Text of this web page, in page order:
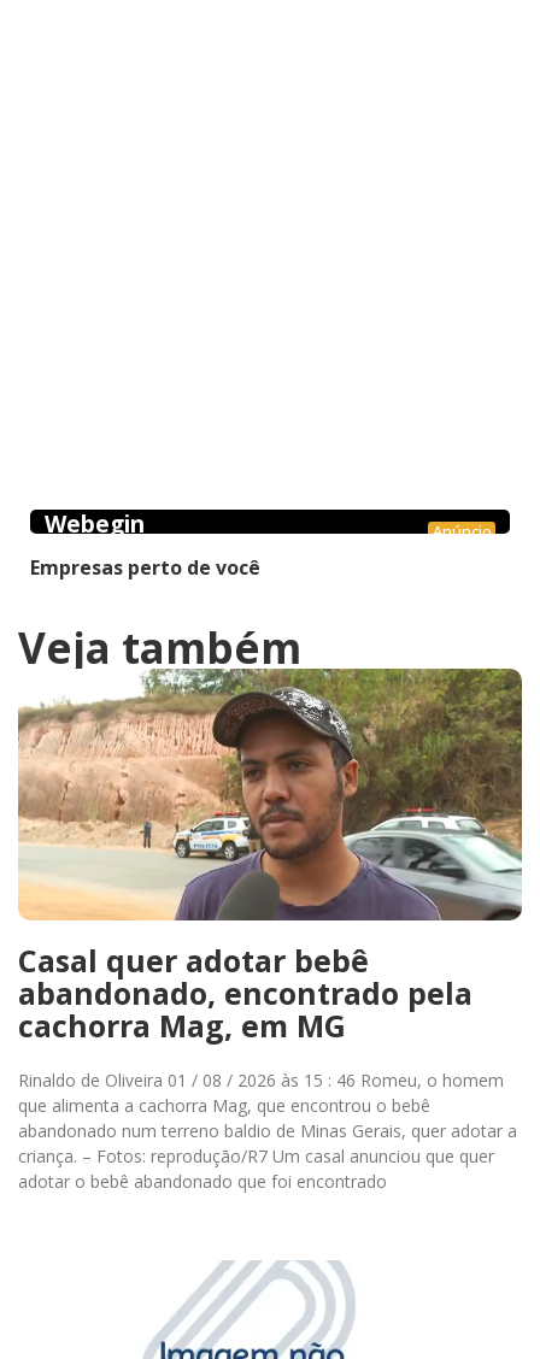
Anúncio
Webegin
Empresas perto de você
Veja também
Casal quer adotar bebê
abandonado, encontrado pela
cachorra Mag, em MG
Rinaldo de Oliveira 01 / 08 / 2026 às 15 : 46 Romeu, o homem
que alimenta a cachorra Mag, que encontrou o bebê
abandonado num terreno baldio de Minas Gerais, quer adotar a
criança. – Fotos: reprodução/R7 Um casal anunciou que quer
adotar o bebê abandonado que foi encontrado